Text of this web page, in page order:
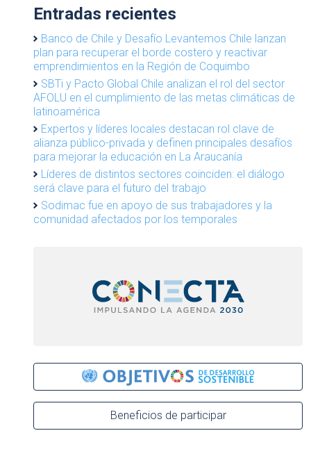
Entradas recientes
Banco de Chile y Desafío Levantemos Chile lanzan
plan para recuperar el borde costero y reactivar
emprendimientos en la Región de Coquimbo
SBTi y Pacto Global Chile analizan el rol del sector
AFOLU en el cumplimiento de las metas climáticas de
latinoamérica
Expertos y líderes locales destacan rol clave de
alianza público-privada y definen principales desafíos
para mejorar la educación en La Araucanía
Líderes de distintos sectores coinciden: el diálogo
será clave para el futuro del trabajo
Sodimac fue en apoyo de sus trabajadores y la
comunidad afectados por los temporales
Beneficios de participar